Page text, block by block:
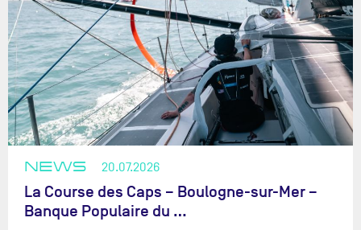
NEWS 20.07.2026
La Course des Caps – Boulogne-sur-Mer –
Banque Populaire du …